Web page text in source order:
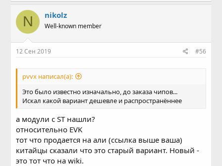
N nikolz
Well-known member
12 Сен 2019 #56
pvvx написал(а):
Это было известно изначально, до заказа чипов...
Искал какой вариант дешевле и распространённее
а модули с ST нашли?
относительно EVK
тот что продается на али (ссылка выше ваша)
китайцы сказали что это старый вариант. Новый -
это тот что на wiki.